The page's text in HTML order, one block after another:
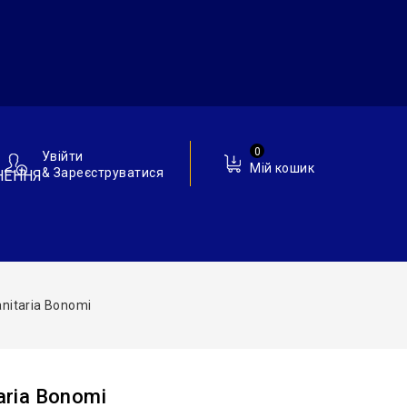
Мій кошик
0
Увійти
& Зареєструватися
Bonomi
Bonomi